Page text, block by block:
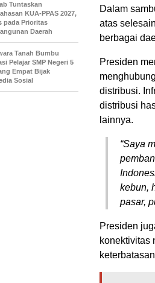
Dalam
atas
berbagai
Presiden
distribusi.
distribusi
lainnya.
“Saya
kebun,
pasar,
Presiden
konektivitas
Tuntaskan
KUA-PPAS 2027,
pada Prioritas
Daerah
Tanah Bumbu
Pelajar SMP Negeri 5
Empat Bijak
Sosial